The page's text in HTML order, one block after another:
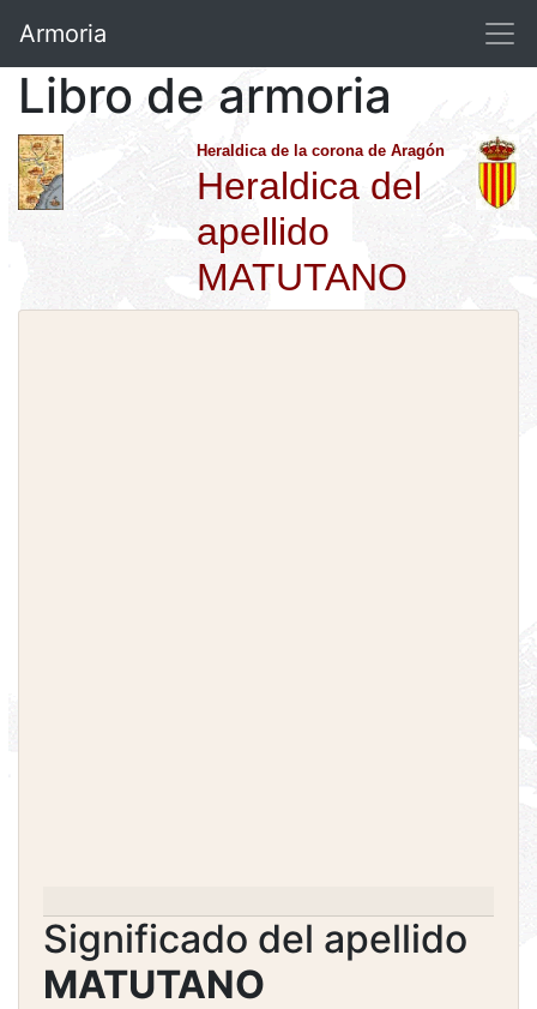
Armoria
Libro de armoria
Heraldica de la corona de Aragón
Heraldica del
apellido
MATUTANO
Significado del apellido
MATUTANO